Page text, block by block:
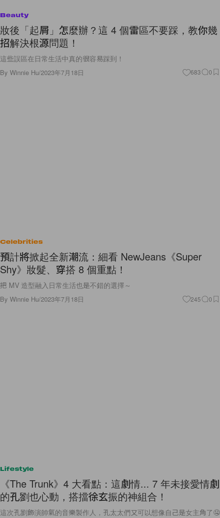
Beauty
妝後「起屑」怎麼辦？這 4 個雷區不要踩，教你幾
招解決根源問題！
這些誤區在日常生活中真的很容易踩到！
By Winnie Hu/2023年7月18日 683 0
Celebrities
預計將掀起全新潮流：細看 NewJeans《Super
Shy》妝髮、穿搭 8 個重點！
把 MV 造型融入日常生活也是不錯的選擇～
By Winnie Hu/2023年7月18日 245 0
Lifestyle
《The Trunk》4 大看點：這劇情... 7 年未接愛情劇
的孔劉也心動，搭擋徐玄振的神組合！
這次孔劉飾演帥氣的音樂製作人，孔太太們又可以想像自己是女主角了🤤